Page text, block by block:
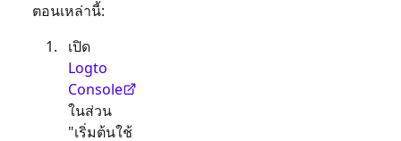
ตอนเหล่านี้:
เปิด
Logto
Console
ในส่วน
"เริ่มต้นใช้